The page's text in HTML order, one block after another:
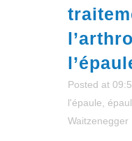
Posted at
l'épaule
Waitzenegger